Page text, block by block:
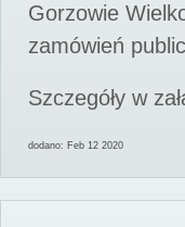
Gorzowie
zamówień
Szczegóły w
dodano: Feb 12 2020